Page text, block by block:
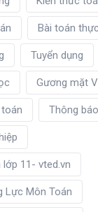
Bài toán
Tuyển dụng
Gương mặt
Thông báo
11- vted.vn
Lực Môn Toán